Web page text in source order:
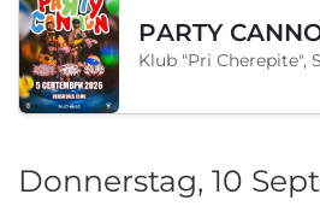
Donnerstag, 10